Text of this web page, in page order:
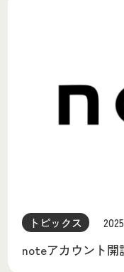
トピックス
noteアカウント開